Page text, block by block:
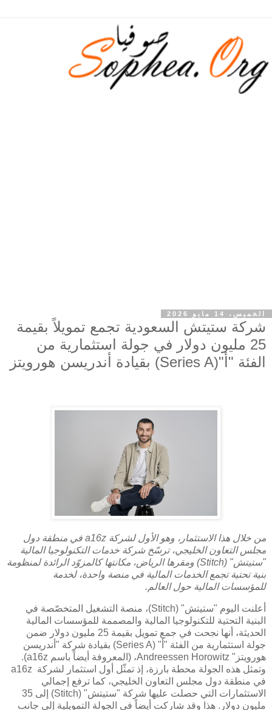
الخميس، 14 مايو 2026
شركة ستيتش السعودية تجمع تمويلاً بقيمة
25 مليون دولار في جولة استثمارية من
الفئة "أ"(Series A) بقيادة أندريسن هورويتز
من خلال هذا الاستثمار، وهو الأول لشركة a16z في منطقة دول
مجلس التعاون الخليجي، ترسّخ شركة خدمات التكنولوجيا المالية
"ستيتش" (Stitch) ومقرها الرياض، مكانتها كالمزوّد الرائدة لمنظومة
بنية تحتية تجمع الخدمات المالية في منصة واحدة، لخدمة
للمؤسسات المالية حول العالم.
أعلنت اليوم "ستيتش" (Stitch)، منصة التشغيل المتخصّصة في
البنية التحتية للتكنولوجيا المالية والمصممة للمؤسسات المالية
الحديثة، أنها نجحت في جمع تمويل بقيمة 25 مليون دولار ضمن
جولة استثمارية من الفئة "أ" (Series A) بقيادة شركة "أندريسن
هورويتز" Andreessen Horowitz، (المعروفة أيضاً باسم a16z).
وتمثل هذه الجولة محطة بارزة، إذ تمثّل أول استثمار لشركة a16z
في منطقة دول مجلس التعاون الخليجي، كما ترفع إجمالي
الاستثمارات التي حصلت عليها شركة "ستيتش" (Stitch) إلى 35
مليون دولار. هذا وقد شاركت أيضاً في الجولة التمويلية إلى جانب